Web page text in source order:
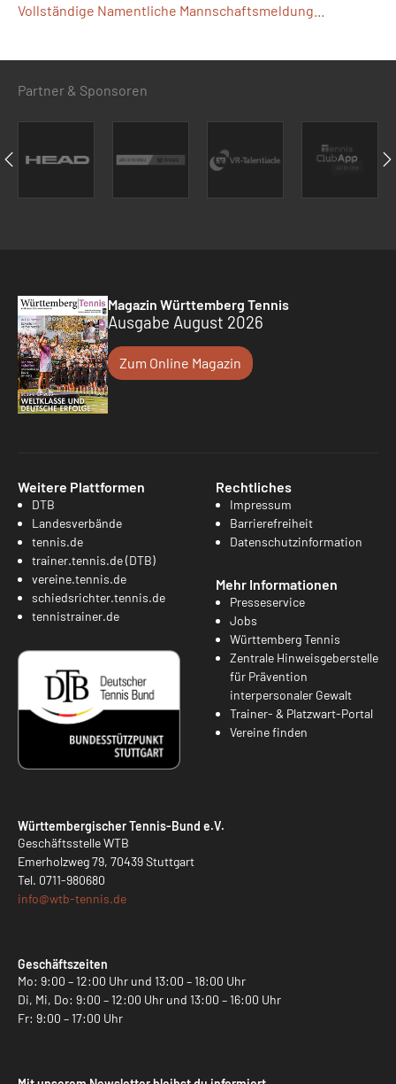
Vollständige Namentliche Mannschaftsmeldung...
Partner & Sponsoren
Magazin Württemberg Tennis
Ausgabe August 2026
Zum Online Magazin
Weitere Plattformen
DTB
Landesverbände
tennis.de
trainer.tennis.de (DTB)
vereine.tennis.de
schiedsrichter.tennis.de
tennistrainer.de
Rechtliches
Impressum
Barrierefreiheit
Datenschutzinformation
Mehr Informationen
Presseservice
Jobs
Württemberg Tennis
Zentrale Hinweisgeberstelle
für Prävention
interpersonaler Gewalt
Trainer- & Platzwart-Portal
Vereine finden
Württembergischer Tennis-Bund e.V.
Geschäftsstelle WTB
Emerholzweg 79, 70439 Stuttgart
Tel. 0711-980680
info@wtb-tennis.de
Geschäftszeiten
Mo: 9:00 – 12:00 Uhr und 13:00 – 18:00 Uhr
Di, Mi, Do: 9:00 – 12:00 Uhr und 13:00 – 16:00 Uhr
Fr: 9:00 – 17:00 Uhr